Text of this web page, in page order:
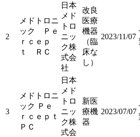
2
メドトロニ
ック Ｐｅ
ｒｃｅｐ
ｔ ＲＣ
日本
メド
トロ
ニッ
ク株
式会
社
改良
医療
機器
（臨
床な
し）
2023/11/07
3
メドトロニ
ック Ｐｅ
ｒｃｅｐｔ
ＰＣ
日本
メド
トロ
ニッ
ク株
式会
新医
療機
器
2023/07/07